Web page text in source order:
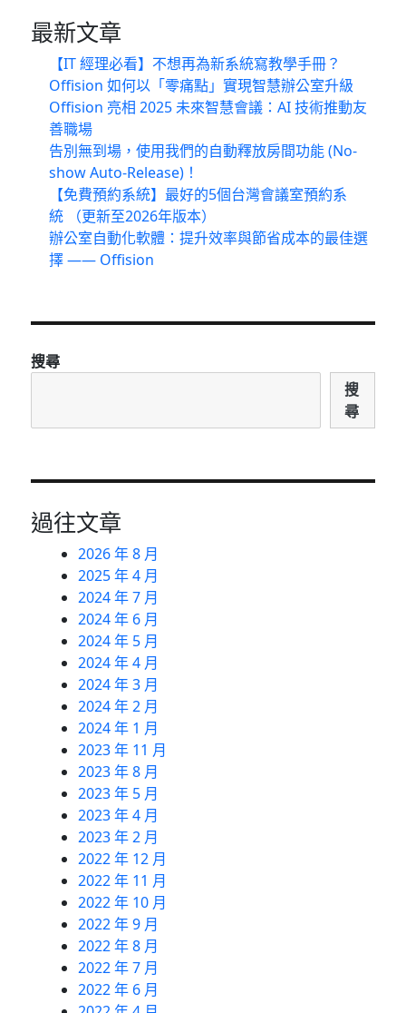
最新文章
【IT 經理必看】不想再為新系統寫教學手冊？
Offision 如何以「零痛點」實現智慧辦公室升級
Offision 亮相 2025 未來智慧會議：AI 技術推動友
善職場
告別無到場，使用我們的自動釋放房間功能 (No-
show Auto-Release)！
【免費預約系統】最好的5個台灣會議室預約系
統 （更新至2026年版本）
辦公室自動化軟體：提升效率與節省成本的最佳選
擇 —— Offision
搜尋
搜
尋
過往文章
2026 年 8 月
2025 年 4 月
2024 年 7 月
2024 年 6 月
2024 年 5 月
2024 年 4 月
2024 年 3 月
2024 年 2 月
2024 年 1 月
2023 年 11 月
2023 年 8 月
2023 年 5 月
2023 年 4 月
2023 年 2 月
2022 年 12 月
2022 年 11 月
2022 年 10 月
2022 年 9 月
2022 年 8 月
2022 年 7 月
2022 年 6 月